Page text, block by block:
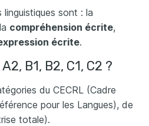
sont : la
compréhension écrite,
écrite.
B1, B2, C1, C2 ?
du CECRL (Cadre
pour les Langues), de
totale).